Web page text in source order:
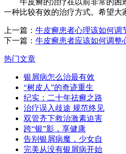
一种比较有效的治疗方式。希望大
上一篇： 牛皮癣患者心理该如何调
下一篇： 牛皮癣患者应该如何调整
热门文章
银屑病怎么治最有效
“树皮人”的奇迹重生
纪实：二十年祛癣之路
治疗误入歧途 规范终见
双管齐下救治激素迫害
跨“银”影，享健康
告别银屑病魔，少女自
完美从没有银屑病开始